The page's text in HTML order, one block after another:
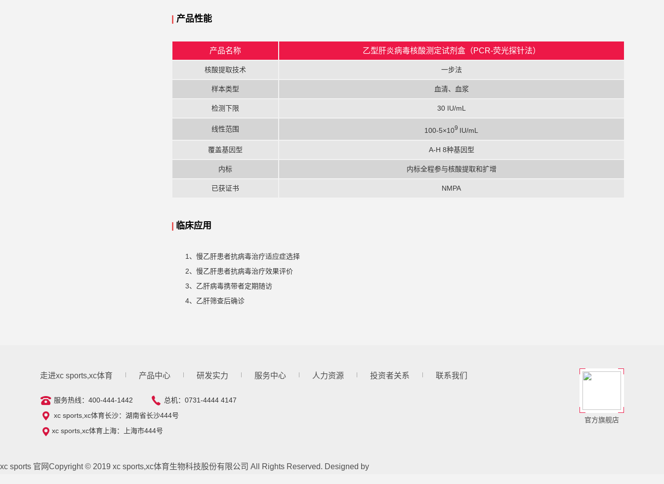
| 产品性能
产品名称 乙型肝炎病毒核酸测定试剂盒（PCR-荧光探针法）
核酸提取技术 一步法
样本类型 血清、血浆
检测下限 30 IU/mL
线性范围 100-5×109 IU/mL
覆盖基因型 A-H 8种基因型
内标 内标全程参与核酸提取和扩增
已获证书 NMPA
| 临床应用
1、慢乙肝患者抗病毒治疗适应症选择
2、慢乙肝患者抗病毒治疗效果评价
3、乙肝病毒携带者定期随访
4、乙肝筛查后确诊
走进xc sports,xc体育 产品中心 研发实力 服务中心 人力资源 投资者关系 联系我们
服务热线：400-444-1442
总机：0731-4444 4147
xc sports,xc体育长沙：湖南省长沙444号
xc sports,xc体育上海：上海市444号
官方旗舰店
xc sports 官网Copyright © 2019 xc sports,xc体育生物科技股份有限公司 All Rights Reserved. Designed by